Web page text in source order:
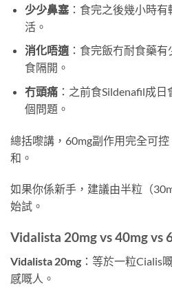
少少鼻塞：食完之後幾小時有
活。
消化唔適：食完飯冇耐食藥有
食隔開。
冇頭痛：之前食Sildenafil成
個問題。
總括嚟講，60mg副作用完全可
和。
如果你係新手，建議由半粒（
始試。
Vidalista 20mg vs 40mg vs
Vidalista 20mg ：等於一粒Cialis
感嘅人。